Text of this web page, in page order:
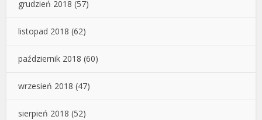
grudzień 2018 (57)
listopad 2018 (62)
październik 2018 (60)
wrzesień 2018 (47)
sierpień 2018 (52)